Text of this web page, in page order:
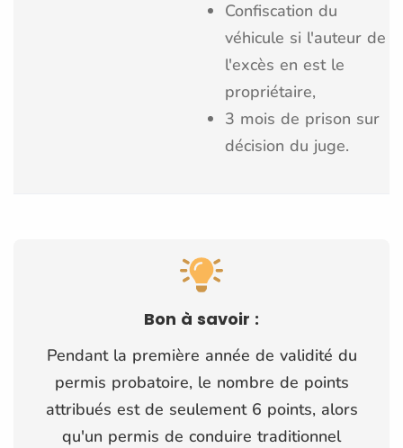
Confiscation du
véhicule si l'auteur de
l'excès en est le
propriétaire,
3 mois de prison sur
décision du juge.
Bon à savoir :
Pendant la première année de validité du
permis probatoire, le nombre de points
attribués est de seulement 6 points, alors
qu'un permis de conduire traditionnel